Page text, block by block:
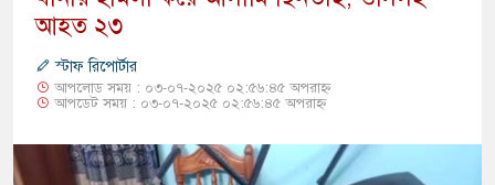
আহত ২৩
স্টাফ রিপোর্টার
আপলোড সময় : ০৩-০৭-২০২৫ ০২:৫৬:৪৫ অপরাহ্ন
আপডেট সময় : ০৩-০৭-২০২৫ ০২:৫৬:৪৫ অপরাহ্ন